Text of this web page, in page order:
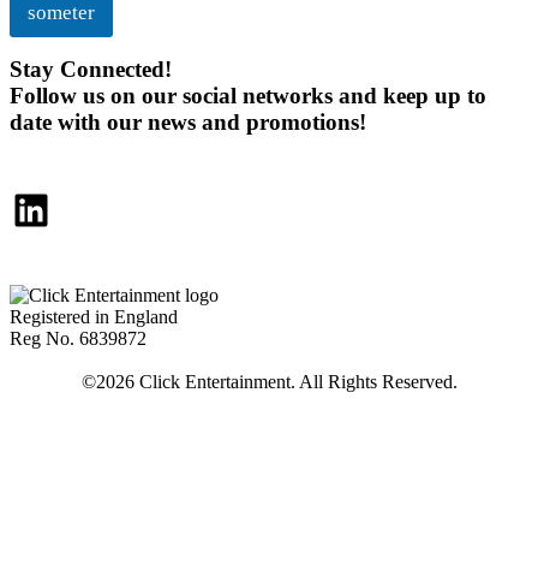
someter
Stay Connected!
Follow us on our social networks and keep up to
date with our news and promotions!
LinkedIn
Registered in England
Reg No. 6839872